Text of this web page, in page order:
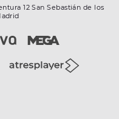
12 San Sebastián de los